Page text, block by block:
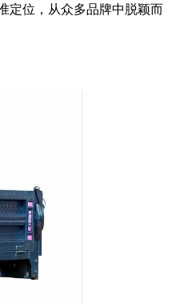
定位，从众多品牌中脱颖而